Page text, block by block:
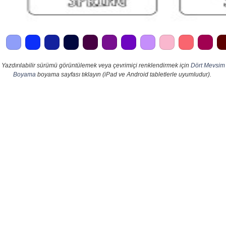
Yazdırılabilir sürümü görüntülemek veya çevrimiçi renklendirmek için Dört Mevsim
Boyama boyama sayfası tıklayın (iPad ve Android tabletlerle uyumludur).